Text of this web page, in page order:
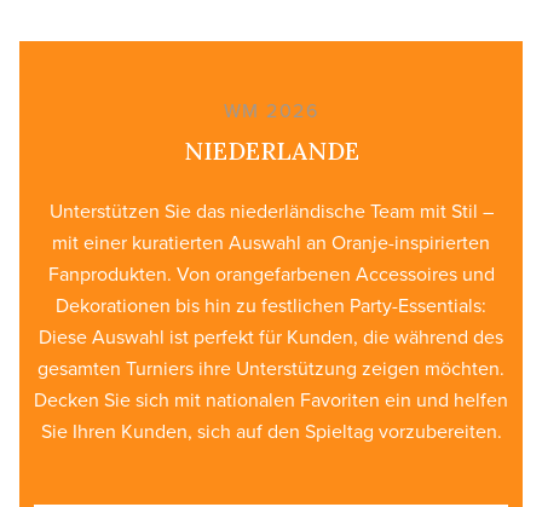
WM 2026
NIEDERLANDE
Unterstützen Sie das niederländische Team mit Stil –
mit einer kuratierten Auswahl an Oranje-inspirierten
Fanprodukten. Von orangefarbenen Accessoires und
Dekorationen bis hin zu festlichen Party-Essentials:
Diese Auswahl ist perfekt für Kunden, die während des
gesamten Turniers ihre Unterstützung zeigen möchten.
Decken Sie sich mit nationalen Favoriten ein und helfen
Sie Ihren Kunden, sich auf den Spieltag vorzubereiten.